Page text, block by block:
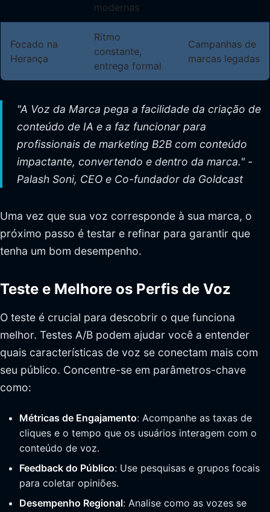
modernas
Focado na
Herança
Ritmo
constante,
entrega formal
Campanhas de
marcas legadas
"A Voz da Marca pega a facilidade da criação de
conteúdo de IA e a faz funcionar para
profissionais de marketing B2B com conteúdo
impactante, convertendo e dentro da marca." -
Palash Soni, CEO e Co-fundador da Goldcast
Uma vez que sua voz corresponde à sua marca, o
próximo passo é testar e refinar para garantir que
tenha um bom desempenho.
Teste e Melhore os Perfis de Voz
O teste é crucial para descobrir o que funciona
melhor. Testes A/B podem ajudar você a entender
quais características de voz se conectam mais com
seu público. Concentre-se em parâmetros-chave
como:
Métricas de Engajamento: Acompanhe as taxas de
cliques e o tempo que os usuários interagem com o
conteúdo de voz.
Feedback do Público: Use pesquisas e grupos focais
para coletar opiniões.
Desempenho Regional: Analise como as vozes se